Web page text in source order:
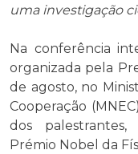
uma investigação
Na conferência
organizada pela
de agosto, no
Cooperação
dos palestrantes,
Prémio Nobel da